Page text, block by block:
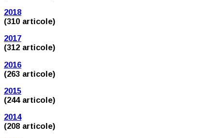
2018
(310 articole)
2017
(312 articole)
2016
(263 articole)
2015
(244 articole)
2014
(208 articole)